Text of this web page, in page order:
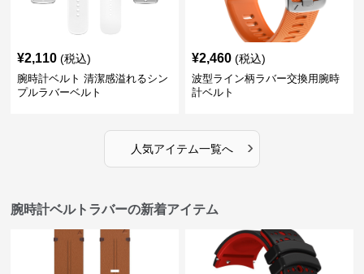
¥2,110 (税込)
腕時計ベルト 清潔感溢れるシン
プルラバーベルト
¥2,460 (税込)
波型ライン柄ラバー交換用腕時
計ベルト
人気アイテム一覧へ ›
腕時計ベルトラバーの新着アイテム